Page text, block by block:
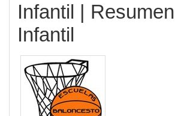
Infantil |
Infantil